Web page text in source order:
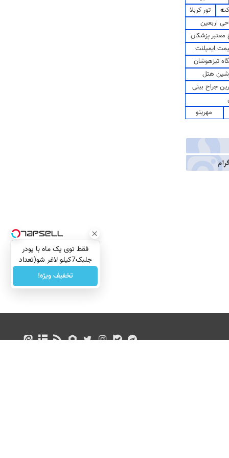
تور کربلا
اربعین
پزشکان
ایمپلنت
تیزهوشان
هتل
جراح بینی
مهرینو
فقط توی یک ماه با پودر
جلبک7کیلو لاغر شو(تعداد
محدود)
تخفیف ویژه!